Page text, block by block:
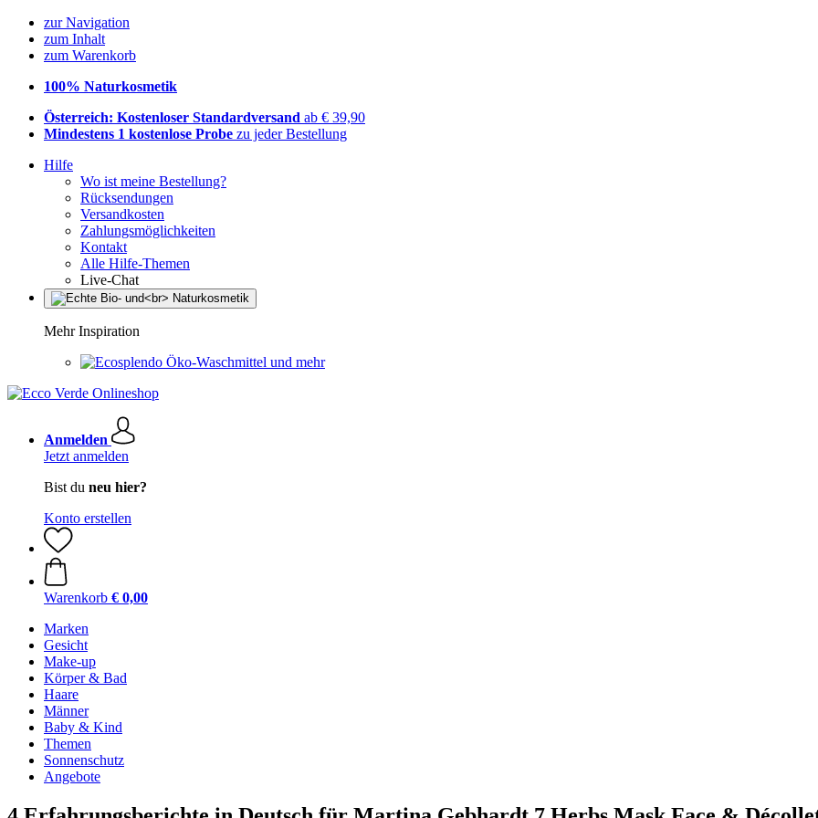
zur Navigation
zum Inhalt
zum Warenkorb
100% Naturkosmetik
Österreich: Kostenloser Standardversand ab € 39,90
Mindestens 1 kostenlose Probe zu jeder Bestellung
Hilfe
Wo ist meine Bestellung?
Rücksendungen
Versandkosten
Zahlungsmöglichkeiten
Kontakt
Alle Hilfe-Themen
Live-Chat
Mehr Inspiration
Öko-Waschmittel und mehr
Anmelden
Jetzt anmelden
Bist du neu hier?
Konto erstellen
Warenkorb € 0,00
Marken
Gesicht
Make-up
Körper & Bad
Haare
Männer
Baby & Kind
Themen
Sonnenschutz
Angebote